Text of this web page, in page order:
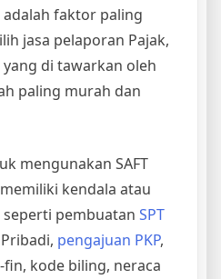
faktor paling
jasa pelaporan Pajak,
di tawarkan oleh
paling murah dan
mengunakan SAFT
kendala atau
pembuatan SPT
pengajuan PKP,
fin, kode biling, neraca